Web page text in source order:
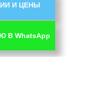
И ЦЕНЫ
В WhatsApp